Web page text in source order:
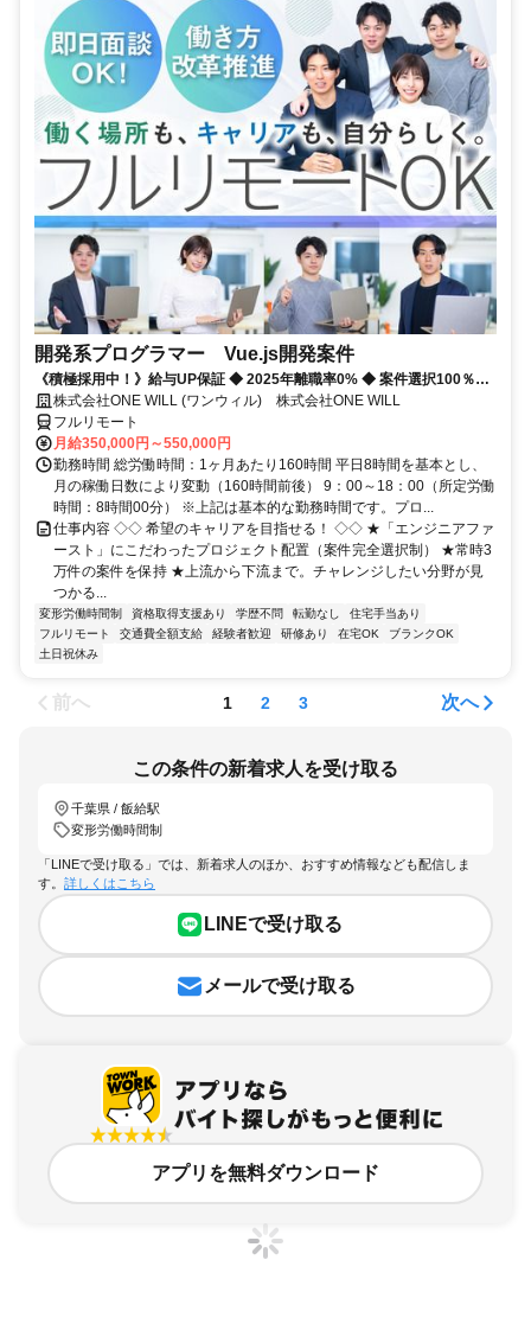
開発系プログラマー Vue.js開発案件
《積極採用中！》給与UP保証 ◆ 2025年離職率0% ◆ 案件選択100％！
◆ 平均残業7時間！
株式会社ONE WILL (ワンウィル) 株式会社ONE WILL
フルリモート
月給350,000円～550,000円
勤務時間 総労働時間：1ヶ月あたり160時間 平日8時間を基本とし、
月の稼働日数により変動（160時間前後） 9：00～18：00（所定労働
時間：8時間00分） ※上記は基本的な勤務時間です。プロ...
仕事内容 ◇◇ 希望のキャリアを目指せる！ ◇◇ ★「エンジニアファ
ースト」にこだわったプロジェクト配置（案件完全選択制） ★常時3
万件の案件を保持 ★上流から下流まで。チャレンジしたい分野が見
つかる...
変形労働時間制 資格取得支援あり 学歴不問 転勤なし
住宅手当あり
フルリモート
交通費全額支給 経験者歓迎 研修あり 在宅OK
ブランクOK
土日祝休み
前へ 1 2 3 次へ
この条件の新着求人を受け取る
千葉県 / 飯給駅
変形労働時間制
「LINEで受け取る」では、新着求人のほか、おすすめ情報なども配信しま
す。 詳しくはこちら
LINEで受け取る
メールで受け取る
アプリを無料ダウンロード